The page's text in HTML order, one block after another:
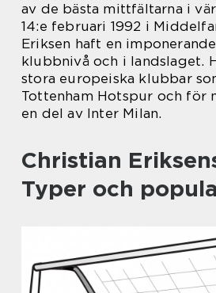
av de bästa mittfältarna i
14:e februari 1992 i
Eriksen haft en
klubbnivå och i landslaget.
stora europeiska klubbar
Tottenham Hotspur och för
en del av Inter Milan.
Christian
Typer och